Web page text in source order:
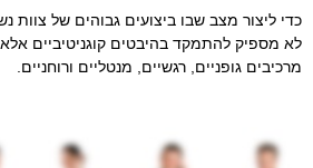
כדי ליצור מצב שבו ביצועים גבוהים של צוות
לא מספיק להתמקד בהיבטים קוגניטיביים
מרכיבים גופניים, רגשיים, מנטליים ורוחניים.